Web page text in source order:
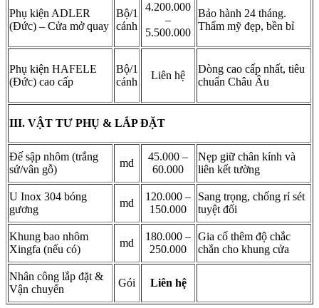
Phụ kiện ADLER
(Đức) – Cửa mở quay
Bộ/1
cánh
4.200.000
–
5.500.000
Bảo hành 24 tháng.
Thẩm mỹ đẹp, bền bỉ
Phụ kiện HAFELE
(Đức) cao cấp
Bộ/1
cánh
Liên hệ
Dòng cao cấp nhất, tiêu
chuẩn Châu Âu
III. VẬT TƯ PHỤ & LẮP ĐẶT
Đế sập nhôm (trắng
sứ/vân gỗ)
md
45.000 –
60.000
Nẹp giữ chân kính và
liên kết tường
U Inox 304 bóng
gương
md
120.000 –
150.000
Sang trọng, chống rỉ sét
tuyệt đối
Khung bao nhôm
Xingfa (nếu có)
md
180.000 –
250.000
Gia cố thêm độ chắc
chắn cho khung cửa
Nhân công lắp đặt &
Vận chuyển
Gói Liên hệ